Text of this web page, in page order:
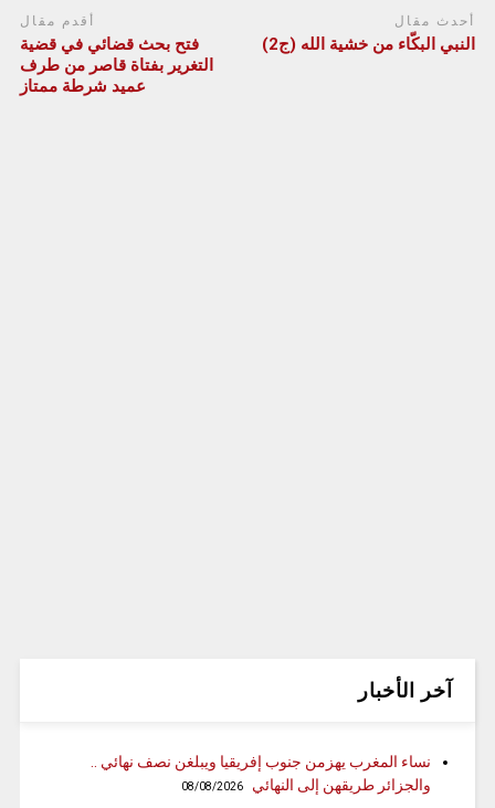
أحدث مقال
النبي البكّاء من خشية الله (ج2)
أقدم مقال
فتح بحث قضائي في قضية
التغرير بفتاة قاصر من طرف
عميد شرطة ممتاز
آخر الأخبار
نساء المغرب يهزمن جنوب إفريقيا ويبلغن نصف نهائي ..
والجزائر طريقهن إلى النهائي
08/08/2026